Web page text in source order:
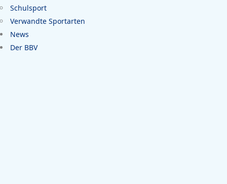
Schulsport
Verwandte Sportarten
News
Der BBV